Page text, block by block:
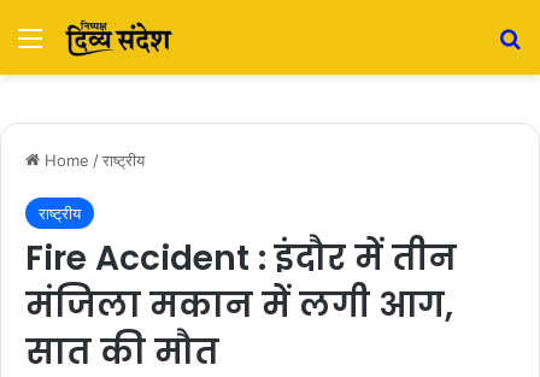
Menu
Home /राष्ट्रीय
राष्ट्रीय
Fire Accident : इंदौर में तीन
मंजिला मकान में लगी आग,
सात की मौत